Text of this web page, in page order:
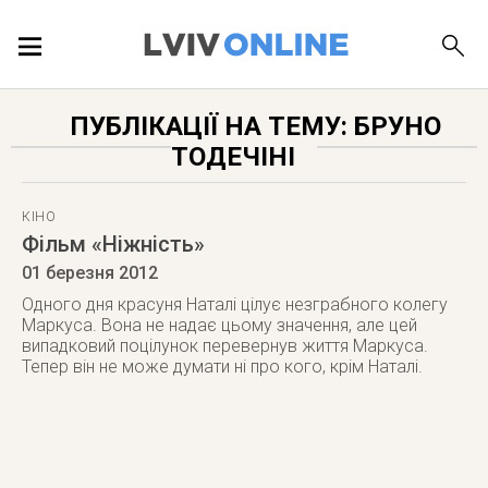
ПУБЛІКАЦІЇ
ПУБЛІКАЦІЇ НА ТЕМУ: БРУНО
ТОДЕЧІНІ
КІНО
Фільм «Ніжність»
01 березня 2012
Одного дня красуня Наталі цілує незграбного колегу
Маркуса. Вона не надає цьому значення, але цей
випадковий поцілунок перевернув життя Маркуса.
Тепер він не може думати ні про кого, крім Наталі.